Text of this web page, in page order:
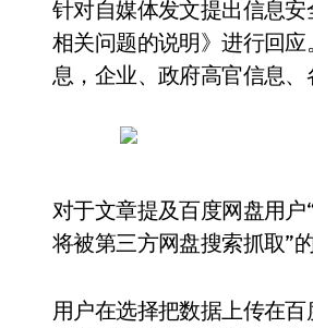
针对自媒体发文提出信息
相关问题的说明》进行回
息，企业、政府高官信息、
对于文章提及百度网盘用
将被第三方网盘搜索抓取”
用户在选择把数据上传在